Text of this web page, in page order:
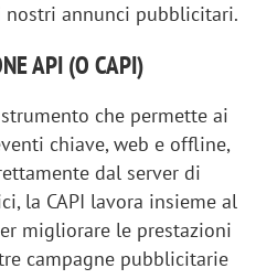
annunci pubblicitari.
API (O CAPI)
che permette ai
chiave, web e offline,
dal server di
la CAPI lavora insieme al
migliorare le prestazioni
campagne pubblicitarie